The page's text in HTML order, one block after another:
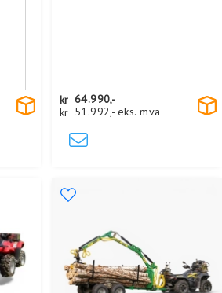
kr 64.990,-
kr 51.992,- eks. mva